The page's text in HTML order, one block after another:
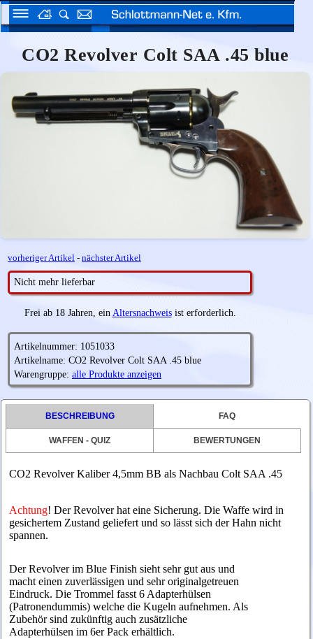
CO2 Revolver Colt SAA .45 blue
vorheriger Artikel - nächster Artikel
Nicht mehr lieferbar
Frei ab 18 Jahren, ein Altersnachweisist erforderlich.
Artikelnummer: 1051033
Artikelname: CO2 Revolver Colt SAA .45 blue
Warengruppe: alle Produkte anzeigen
BESCHREIBUNG FAQ
WAFFEN - QUIZ BEWERTUNGEN
CO2 Revolver Kaliber 4,5mm BB als Nachbau Colt SAA .45
Achtung! Der Revolver hat eine Sicherung. Die Waffe wird in
gesichertem Zustand geliefert und so lässt sich der Hahn nicht
spannen.
Der Revolver im Blue Finish sieht sehr gut aus und
macht einen zuverlässigen und sehr originalgetreuen
Eindruck. Die Trommel fasst 6 Adapterhülsen
(Patronendummis) welche die Kugeln aufnehmen. Als
Zubehör sind zukünftig auch zusätzliche
Adapterhülsen im 6er Pack erhältlich.